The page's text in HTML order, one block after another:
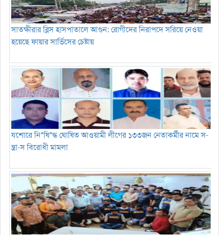
সাতক্ষীরার ব্লিস হাসপাতালে আগুন: রোগীদের নিরাপদে সরিয়ে নেওয়া
হয়েছে ফায়ার সার্ভিসের চেষ্টায়
যশোরে নি*ষি*দ্ধ ঘোষিত আওয়ামী লীগের ১৩৩জন নেতাকর্মীর নামে স-
ন্ত্রা-স বিরোধী মামলা